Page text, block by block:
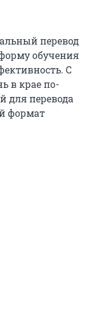
перевод
обучения
С
в крае по-
для перевода
формат